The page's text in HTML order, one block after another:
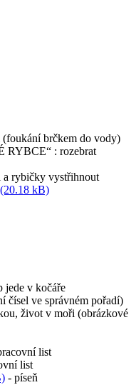
brčkem do vody)
RYBCE“ : rozebrat
rybičky vystřihnout
kB)
jede v kočáře
čísel ve správném pořadí)
život v moři (obrázkové
list
list
- píseň